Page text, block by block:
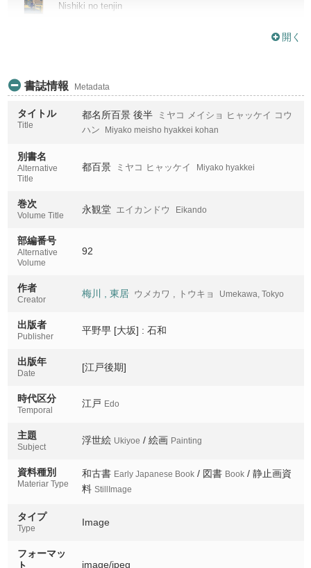
Nishiki no tenjin
Nijo kodo
二條堀川橋
Nijo horikawabashi
Rokkakudo saigoku juhachiban reisho
Shijo no nanatsuji
Honganji
Hiunkaku
Higashihonganji daimon
Atagoyama higurashinotaki
西山月輪寺
Nishiyama tsukinowadera
廣澤池
高雄の丹楓
Takao no tanfu
洛北栂尾
Rakuhoku togano
御室
開く
書誌情報 Metadata
タイトル
Title
都名所百景 後半
ミヤコ メイショ ヒャッケイ コウ
ハン
Miyako meisho hyakkei kohan
別書名
Alternative
Title
都百景 ミヤコ ヒャッケイ Miyako hyakkei
巻次
Volume Title
永観堂 エイカンドウ Eikando
部編番号
Alternative
Volume
92
作者
Creator
梅川 , 東居 ウメカワ , トウキョ Umekawa, Tokyo
出版者
Publisher
平野甼 [大坂] : 石和
出版年
Date
[江戸後期]
時代区分
Temporal
江戸 Edo
主題
Subject
浮世絵 Ukiyoe / 絵画 Painting
資料種別
Materiar Type
和古書 Early Japanese Book/ 図書 Book/ 静止画資
料 StillImage
タイプ
Type
Image
フォーマッ
ト
image/jpeg